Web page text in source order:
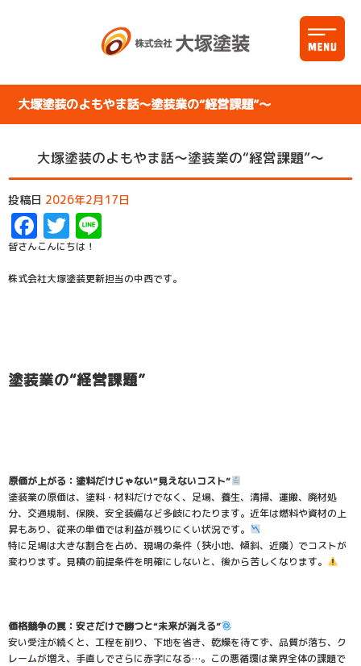
大塚塗装のよもやま話～塗装業の“経営課題”～
大塚塗装のよもやま話～塗装業の“経営課題”～
投稿日 2026年2月17日
Facebook
Twitter
皆さんこんにちは！
株式会社大塚塗装更新担当の中西です。
塗装業の“経営課題”
原価が上がる：塗料だけじゃない“見えないコスト”
塗装業の原価は、塗料・材料だけでなく、足場、養生、清掃、運搬、廃材処
分、交通規制、保険、安全装備など多岐にわたります。近年は燃料や資材の上
昇もあり、従来の単価では利益が残りにくい状況です。
特に足場は大きな割合を占め、現場の条件（狭小地、傾斜、近隣）でコストが
変わります。見積の前提条件を明確にしないと、後から苦しくなります。
価格競争の罠：安さだけで勝つと“未来が消える”
安い受注が続くと、工程を削り、下地を省き、乾燥を待てず、品質が落ち、ク
レームが増え、手直しでさらに赤字になる…。この悪循環は業界全体の課題で